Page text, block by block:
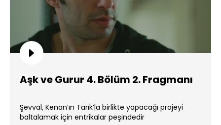
Aşk ve Gurur 4. Bölüm 2. Fragmanı
Şevval, Kenan’ın Tarık’la birlikte yapacağı projeyi
baltalamak için entrikalar peşindedir